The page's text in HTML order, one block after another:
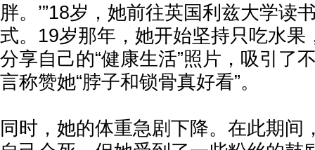
胖。’”18岁，她前往英国利兹大学读
式。19岁那年，她开始坚持只吃水果
分享自己的“健康生活”照片，吸引了
言称赞她“脖子和锁骨真好看”。
同时，她的体重急剧下降。在此期间